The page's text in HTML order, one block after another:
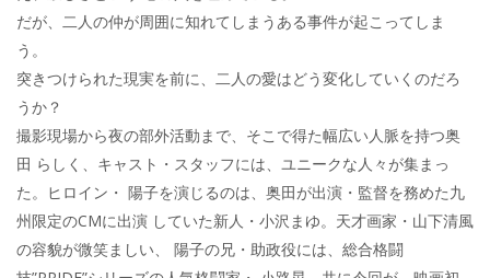
だが、二人の仲が周囲に知れてしまうある事件が起こってしま
う。
突きつけられた現実を前に、二人の愛はどう変化していくのだろ
うか？
撮影現場から夜の部外活動まで、そこで得た幅広い人脈を持つ奥
田 らしく、キャスト・スタッフには、ユニークな人々が集まっ
た。ヒロイン・ 陽子を演じるのは、奥田が出演・監督を務めた九
州限定のCMに出演 していた新人・小沢まゆ。天才画家・山下清風
の容貌が微笑ましい、 陽子の兄・助政役には、総合格闘